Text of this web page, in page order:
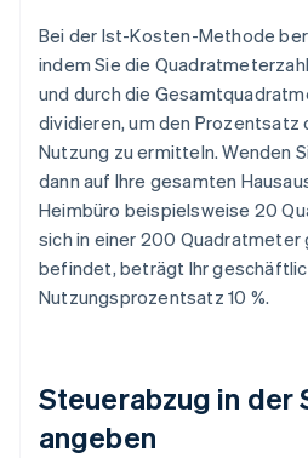
Bei der Ist-Kosten-Methode
indem Sie die
und durch die
dividieren, um den
Nutzung zu ermitteln. Wenden
dann auf Ihre gesamten
Heimbüro beispielsweise 20
sich in einer 200 Quadratmeter
befindet, beträgt Ihr
Nutzungsprozentsatz 10 %.
Steuerabzug in der
angeben